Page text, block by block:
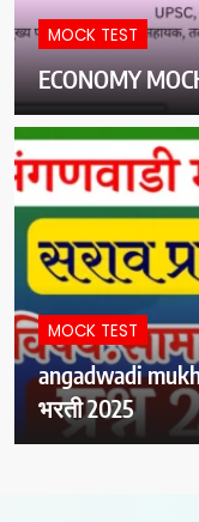
MOCK TEST
ECONOMY
MOCK TEST
angadwadi
भरती 2025